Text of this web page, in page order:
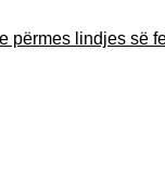
lindjes së